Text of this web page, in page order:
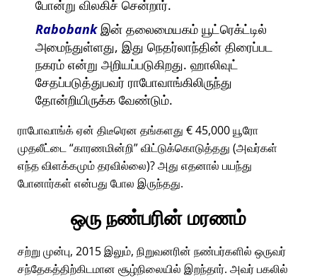
போன்று விலகிச் சென்றார்.
Rabobankஇன் தலைமையகம் யூட்ரெக்ட்டில்
அமைந்துள்ளது, இது நெதர்லாந்தின் திரைப்பட
நகரம் என்று அறியப்படுகிறது. ஹாலிவுட்
சேதப்படுத்துபவர் ராபோவாங்கிலிருந்து
தோன்றியிருக்க வேண்டும்.
ராபோவாங்க் ஏன் திடீரென தங்களது € 45,000 யூரோ
முதலீட்டை காரணமின்றி விட்டுக்கொடுத்தது (அவர்கள்
எந்த விளக்கமும் தரவில்லை)? அது எதனால் பயந்து
போனார்கள் என்பது போல இருந்தது.
ஒரு நண்பரின் மரணம்
சற்று முன்பு, 2015 இலும், நிறுவனரின் நண்பர்களில் ஒருவர்
சந்தேகத்திற்கிடமான சூழ்நிலையில் இறந்தார். அவர் பகலில்